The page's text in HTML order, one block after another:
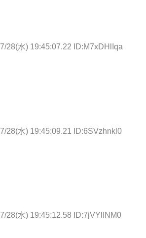
28(水) 19:45:07.22 ID:M7xDHlIqa
28(水) 19:45:09.21 ID:6SVzhnkl0
28(水) 19:45:12.58 ID:7jVYlINM0